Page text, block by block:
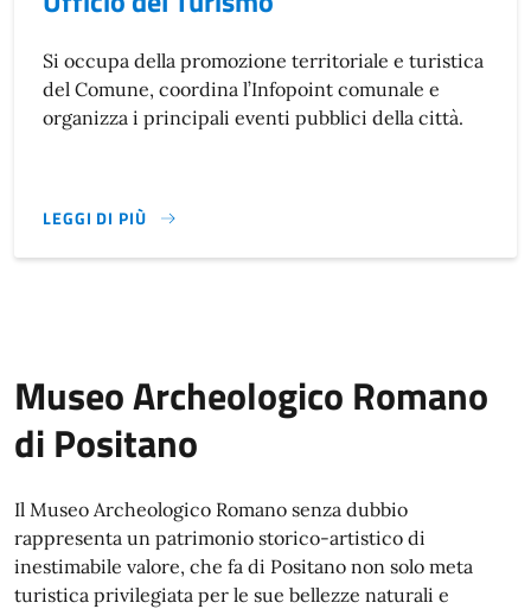
Si occupa della promozione territoriale e turistica
del Comune, coordina l’Infopoint comunale e
organizza i principali eventi pubblici della città.
LEGGI DI PIÙ
Museo Archeologico Romano
di Positano
Il Museo Archeologico Romano senza dubbio
rappresenta un patrimonio storico-artistico di
inestimabile valore, che fa di Positano non solo meta
turistica privilegiata per le sue bellezze naturali e